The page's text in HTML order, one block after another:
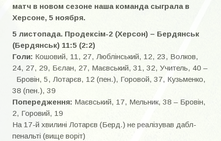
Варчик Виктор Васильевич
Войтюк Александр Николаевич
Вырвич Александр Анатольевич
Герасименко Андрей Александрович
Голощапов Анатолий Николаевич
Горбенко Владислав Петрович
матч в новом сезоне наша команда сыграла в
Херсоне, 5 ноября.
5 листопада. Продексім-2 (Херсон) – Бердянськ
(Бердянськ) 11:5 (2:2)
Голи: Кошовий, 11, 27, Люблінський, 12, 23, Волков,
24, 27, 29, Бєлан, 27, Маєвський, 31, 32, Учитель, 40 –
Бровін, 5, Лотарєв, 12 (пен.), Горовой, 37, Кузьменко,
38 (пен.), 39
Попередження: Маєвський, 17, Мельник, 38 – Бровін,
2, Горовий, 19
На 17-й хвилині Лотарєв (Берд.) не реалізував дабл-
пенальті (вище воріт)